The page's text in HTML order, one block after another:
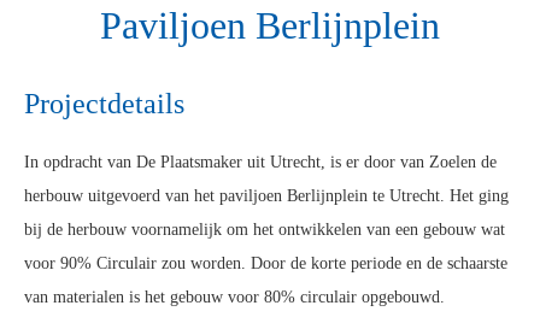
Paviljoen Berlijnplein
Projectdetails
In opdracht van De Plaatsmaker uit Utrecht, is er door van Zoelen de
herbouw uitgevoerd van het paviljoen Berlijnplein te Utrecht. Het ging
bij de herbouw voornamelijk om het ontwikkelen van een gebouw wat
voor 90% Circulair zou worden. Door de korte periode en de schaarste
van materialen is het gebouw voor 80% circulair opgebouwd.